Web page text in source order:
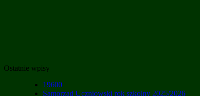
Ostatnie wpisy
19600
Samorząd Uczniowski rok szkolny 2025/2026